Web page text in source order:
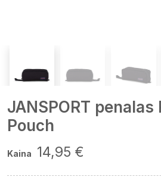
JANSPORT
Pouch
Kaina 14,95 €